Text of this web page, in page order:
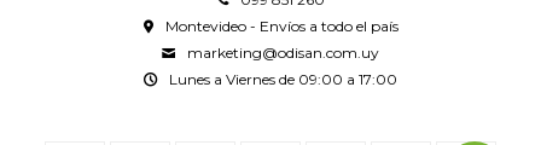
Montevideo - Envíos a todo el país
marketing@odisan.com.uy
Lunes a Viernes de 09:00 a 17:00